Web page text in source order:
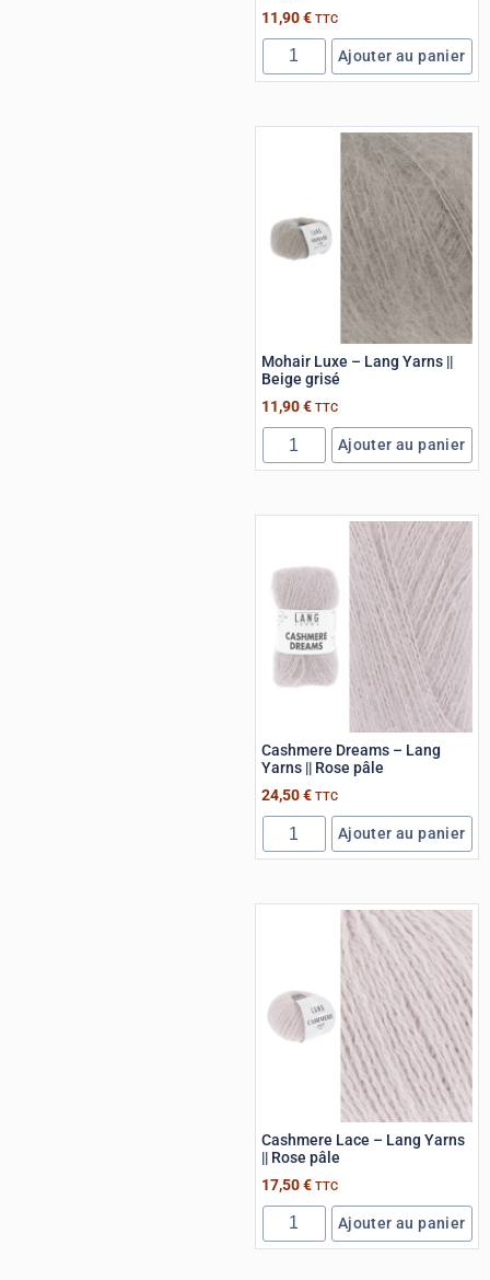
11,90€ TTC
Ajouter au panier
Mohair Luxe – Lang Yarns ||
Beige grisé
11,90€ TTC
Ajouter au panier
Cashmere Dreams – Lang
Yarns || Rose pâle
24,50€ TTC
Ajouter au panier
Cashmere Lace – Lang Yarns
|| Rose pâle
17,50€ TTC
Ajouter au panier